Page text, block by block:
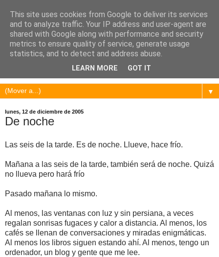
▼
lunes, 12 de diciembre de 2005
De noche
Las seis de la tarde. Es de noche. Llueve, hace frío.
Mañana a las seis de la tarde, también será de noche. Quizá
no llueva pero hará frío
Pasado mañana lo mismo.
Al menos, las ventanas con luz y sin persiana, a veces
regalan sonrisas fugaces y calor a distancia. Al menos, los
cafés se llenan de conversaciones y miradas enigmáticas.
Al menos los libros siguen estando ahí. Al menos, tengo un
ordenador, un blog y gente que me lee.
This site uses cookies from Google to deliver its services
and to analyze traffic. Your IP address and user-agent are
shared with Google along with performance and security
metrics to ensure quality of service, generate usage
statistics, and to detect and address abuse.
LEARN MORE GOT IT